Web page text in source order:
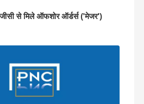
से मिले ऑफशोर ऑर्डर्स ('मेजर')